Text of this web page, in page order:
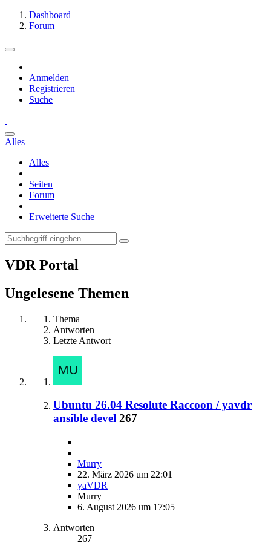
Dashboard
Forum
Anmelden
Registrieren
Suche
Alles
Alles
Seiten
Forum
Erweiterte Suche
VDR Portal
Ungelesene Themen
Thema
Antworten
Letzte Antwort
Ubuntu 26.04 Resolute Raccoon / yavdr
ansible devel 267
Murry
22. März 2026 um 22:01
yaVDR
Murry
6. August 2026 um 17:05
Antworten
267